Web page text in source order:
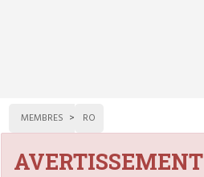
MEMBRES RO
AVERTISSEMENT